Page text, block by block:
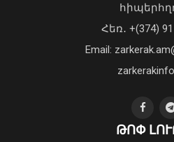
Վարչապետ Փաշինյանն
«ԷԼԵՎԵՅԹ ԷՅԱՅ»
բանականության
Հեռ․ +(374)
Email:
ԹՈՓ